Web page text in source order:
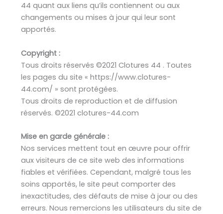
44 quant aux liens qu’ils contiennent ou aux
changements ou mises à jour qui leur sont
apportés.
Copyright :
Tous droits réservés ©2021 Clotures 44 . Toutes
les pages du site « https://www.clotures-
44.com/ » sont protégées.
Tous droits de reproduction et de diffusion
réservés. ©2021 clotures-44.com
Mise en garde générale :
Nos services mettent tout en œuvre pour offrir
aux visiteurs de ce site web des informations
fiables et vérifiées. Cependant, malgré tous les
soins apportés, le site peut comporter des
inexactitudes, des défauts de mise à jour ou des
erreurs. Nous remercions les utilisateurs du site de